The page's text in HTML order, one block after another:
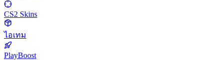
CS2 Skins
ไอเทม
PlayBoost